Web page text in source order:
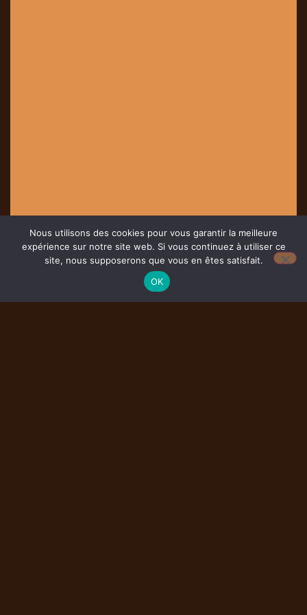
Nous utilisons des cookies pour vous garantir la meilleure
expérience sur notre site web. Si vous continuez à utiliser ce
site, nous supposerons que vous en êtes satisfait.
OK